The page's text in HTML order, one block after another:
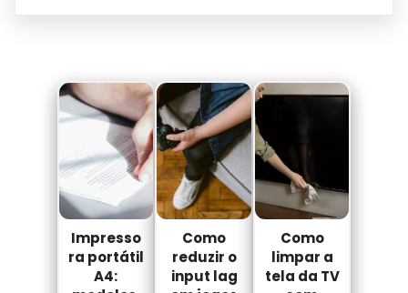
Impresso
ra portátil
A4:
Como
reduzir o
input lag
Como
limpar a
tela da TV